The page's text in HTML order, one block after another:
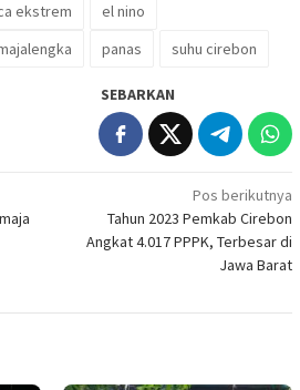
ekstrem
el nino
panas suhu cirebon
SEBARKAN
Pos berikutnya
Tahun 2023 Pemkab Cirebon
Angkat 4.017 PPPK, Terbesar di
Jawa Barat